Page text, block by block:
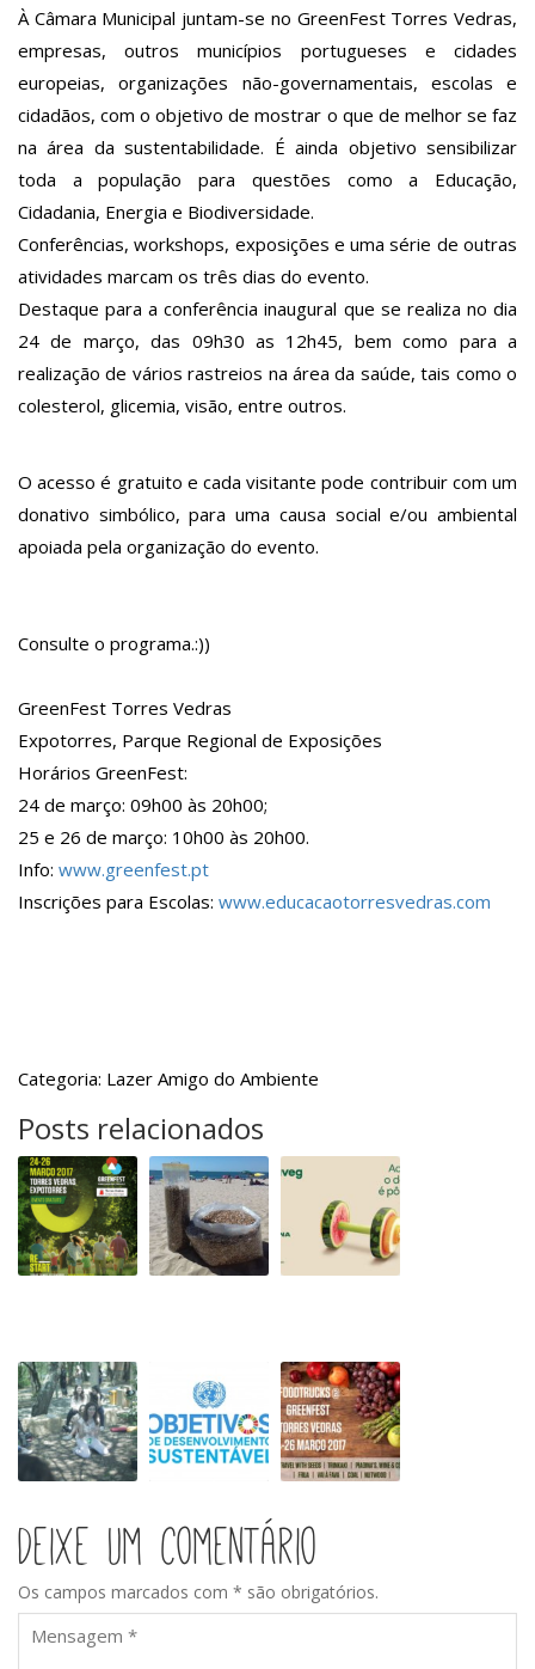
À Câmara Municipal juntam-se no GreenFest Torres Vedras,
empresas, outros municípios portugueses e cidades
europeias, organizações não-governamentais, escolas e
cidadãos, com o objetivo de mostrar o que de melhor se faz
na área da sustentabilidade. É ainda objetivo sensibilizar
toda a população para questões como a Educação,
Cidadania, Energia e Biodiversidade.
Conferências, workshops, exposições e uma série de outras
atividades marcam os três dias do evento.
Destaque para a conferência inaugural que se realiza no dia
24 de março, das 09h30 as 12h45, bem como para a
realização de vários rastreios na área da saúde, tais como o
colesterol, glicemia, visão, entre outros.
O acesso é gratuito e cada visitante pode contribuir com um
donativo simbólico, para uma causa social e/ou ambiental
apoiada pela organização do evento.
Consulte o programa.:))
GreenFest Torres Vedras
Expotorres, Parque Regional de Exposições
Horários GreenFest:
24 de março: 09h00 às 20h00;
25 e 26 de março: 10h00 às 20h00.
Info: www.greenfest.pt
Inscrições para Escolas: www.educacaotorresvedras.com
Categoria: Lazer Amigo do Ambiente
Posts relacionados
Greenfest
em
Torres
Vedras
Portugal
beatas
Greenfest
17
Objetivos
Desenvolvimento
sustentável
Deixe um comentário
Os campos marcados com * são obrigatórios.